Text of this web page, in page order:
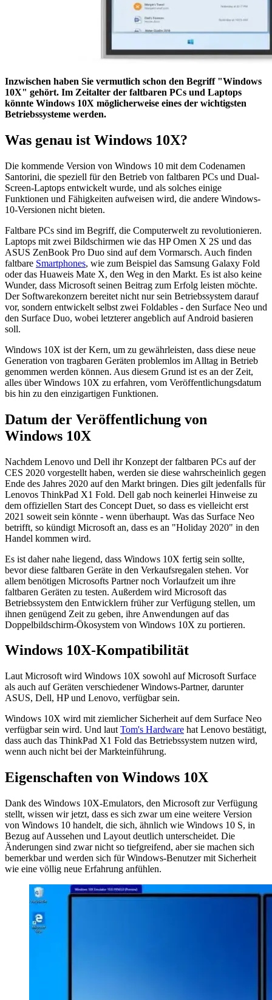
Inzwischen haben Sie vermutlich schon den Begriff "Windows
10X" gehört. Im Zeitalter der faltbaren PCs und Laptops
könnte Windows 10X möglicherweise eines der wichtigsten
Betriebssysteme werden.
Was genau ist Windows 10X?
Die kommende Version von Windows 10 mit dem Codenamen
Santorini, die speziell für den Betrieb von faltbaren PCs und Dual-
Screen-Laptops entwickelt wurde, und als solches einige
Funktionen und Fähigkeiten aufweisen wird, die andere Windows-
10-Versionen nicht bieten.
Faltbare PCs sind im Begriff, die Computerwelt zu revolutionieren.
Laptops mit zwei Bildschirmen wie das HP Omen X 2S und das
ASUS ZenBook Pro Duo sind auf dem Vormarsch. Auch finden
faltbare Smartphones, wie zum Beispiel das Samsung Galaxy Fold
oder das Huaweis Mate X, den Weg in den Markt. Es ist also keine
Wunder, dass Microsoft seinen Beitrag zum Erfolg leisten möchte.
Der Softwarekonzern bereitet nicht nur sein Betriebssystem darauf
vor, sondern entwickelt selbst zwei Foldables - den Surface Neo und
den Surface Duo, wobei letzterer angeblich auf Android basieren
soll.
Windows 10X ist der Kern, um zu gewährleisten, dass diese neue
Generation von tragbaren Geräten problemlos im Alltag in Betrieb
genommen werden können. Aus diesem Grund ist es an der Zeit,
alles über Windows 10X zu erfahren, vom Veröffentlichungsdatum
bis hin zu den einzigartigen Funktionen.
Datum der Veröffentlichung von
Windows 10X
Nachdem Lenovo und Dell ihr Konzept der faltbaren PCs auf der
CES 2020 vorgestellt haben, werden sie diese wahrscheinlich gegen
Ende des Jahres 2020 auf den Markt bringen. Dies gilt jedenfalls für
Lenovos ThinkPad X1 Fold. Dell gab noch keinerlei Hinweise zu
dem offiziellen Start des Concept Duet, so dass es vielleicht erst
2021 soweit sein könnte - wenn überhaupt. Was das Surface Neo
betrifft, so kündigt Microsoft an, dass es an "Holiday 2020" in den
Handel kommen wird.
Es ist daher nahe liegend, dass Windows 10X fertig sein sollte,
bevor diese faltbaren Geräte in den Verkaufsregalen stehen. Vor
allem benötigen Microsofts Partner noch Vorlaufzeit um ihre
faltbaren Geräten zu testen. Außerdem wird Microsoft das
Betriebssystem den Entwicklern früher zur Verfügung stellen, um
ihnen genügend Zeit zu geben, ihre Anwendungen auf das
Doppelbildschirm-Ökosystem von Windows 10X zu portieren.
Windows 10X-Kompatibilität
Laut Microsoft wird Windows 10X sowohl auf Microsoft Surface
als auch auf Geräten verschiedener Windows-Partner, darunter
ASUS, Dell, HP und Lenovo, verfügbar sein.
Windows 10X wird mit ziemlicher Sicherheit auf dem Surface Neo
verfügbar sein wird. Und laut Tom's Hardware hat Lenovo bestätigt,
dass auch das ThinkPad X1 Fold das Betriebssystem nutzen wird,
wenn auch nicht bei der Markteinführung.
Eigenschaften von Windows 10X
Dank des Windows 10X-Emulators, den Microsoft zur Verfügung
stellt, wissen wir jetzt, dass es sich zwar um eine weitere Version
von Windows 10 handelt, die sich, ähnlich wie Windows 10 S, in
Bezug auf Aussehen und Layout deutlich unterscheidet. Die
Änderungen sind zwar nicht so tiefgreifend, aber sie machen sich
bemerkbar und werden sich für Windows-Benutzer mit Sicherheit
wie eine völlig neue Erfahrung anfühlen.